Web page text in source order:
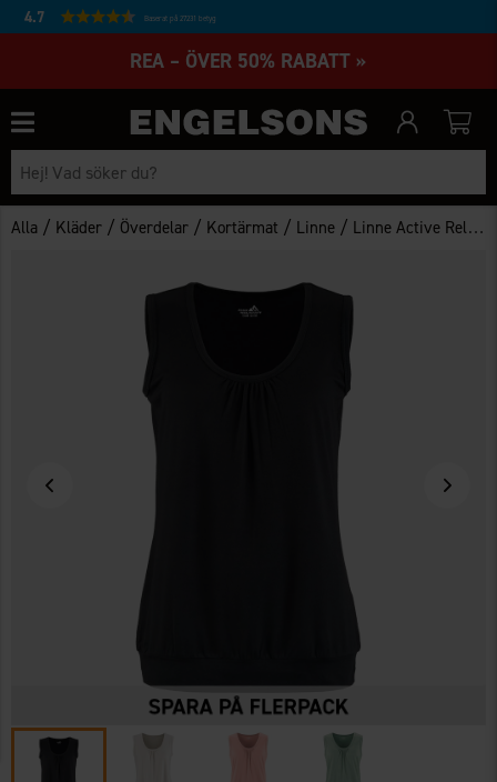
4.7 Baserat på 27231 betyg
REA – ÖVER 50% RABATT »
Alla / Kläder / Överdelar / Kortärmat / Linne / Linne Active Relaxed Dam